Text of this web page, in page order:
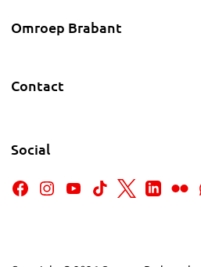
Omroep Brabant
Contact
Social